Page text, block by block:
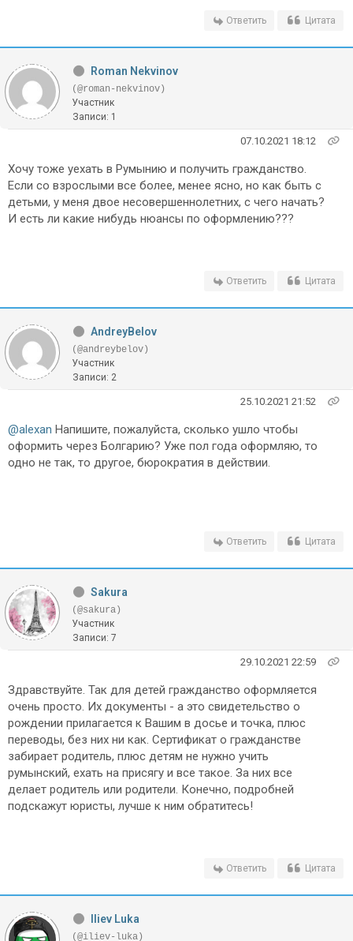
Ответить Цитата
Roman Nekvinov
(@roman-nekvinov)
Участник
Записи: 1
07.10.2021 18:12
Хочу тоже уехать в Румынию и получить гражданство.
Если со взрослыми все более, менее ясно, но как быть с
детьми, у меня двое несовершеннолетних, с чего начать?
И есть ли какие нибудь нюансы по оформлению???
Ответить Цитата
AndreyBelov
(@andreybelov)
Участник
Записи: 2
25.10.2021 21:52
@alexan Напишите, пожалуйста, сколько ушло чтобы
оформить через Болгарию? Уже пол года оформляю, то
одно не так, то другое, бюрократия в действии.
Ответить Цитата
Sakura
(@sakura)
Участник
Записи: 7
29.10.2021 22:59
Здравствуйте. Так для детей гражданство оформляется
очень просто. Их документы - а это свидетельство о
рождении прилагается к Вашим в досье и точка, плюс
переводы, без них ни как. Сертификат о гражданстве
забирает родитель, плюс детям не нужно учить
румынский, ехать на присягу и все такое. За них все
делает родитель или родители. Конечно, подробней
подскажут юристы, лучше к ним обратитесь!
Ответить Цитата
Iliev Luka
(@iliev-luka)